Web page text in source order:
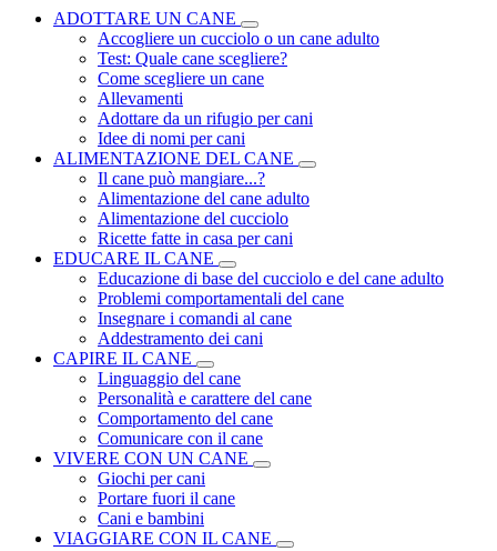
ADOTTARE UN CANE
Accogliere un cucciolo o un cane adulto
Test: Quale cane scegliere?
Come scegliere un cane
Allevamenti
Adottare da un rifugio per cani
Idee di nomi per cani
ALIMENTAZIONE DEL CANE
Il cane può mangiare...?
Alimentazione del cane adulto
Alimentazione del cucciolo
Ricette fatte in casa per cani
EDUCARE IL CANE
Educazione di base del cucciolo e del cane adulto
Problemi comportamentali del cane
Insegnare i comandi al cane
Addestramento dei cani
CAPIRE IL CANE
Linguaggio del cane
Personalità e carattere del cane
Comportamento del cane
Comunicare con il cane
VIVERE CON UN CANE
Giochi per cani
Portare fuori il cane
Cani e bambini
VIAGGIARE CON IL CANE